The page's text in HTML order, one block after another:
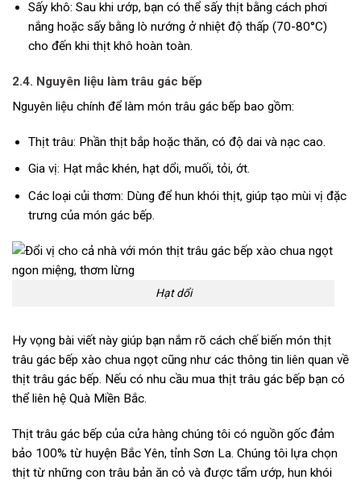
Sấy khô: Sau khi ướp, bạn có thể sấy thịt bằng cách phơi
nắng hoặc sấy bằng lò nướng ở nhiệt độ thấp (70-80°C)
cho đến khi thịt khô hoàn toàn.
2.4. Nguyên liệu làm trâu gác bếp
Nguyên liệu chính để làm món trâu gác bếp bao gồm:
Thịt trâu: Phần thịt bắp hoặc thăn, có độ dai và nạc cao.
Gia vị: Hạt mắc khén, hạt dổi, muối, tỏi, ớt.
Các loại củi thơm: Dùng để hun khói thịt, giúp tạo mùi vị đặc
trưng của món gác bếp.
Hạt dổi
Hy vọng bài viết này giúp bạn nắm rõ cách chế biến món thịt
trâu gác bếp xào chua ngọt cũng như các thông tin liên quan về
thịt trâu gác bếp. Nếu có nhu cầu mua thịt trâu gác bếp bạn có
thể liên hệ Quà Miền Bắc.
Thịt trâu gác bếp của cửa hàng chúng tôi có nguồn gốc đảm
bảo 100% từ huyện Bắc Yên, tỉnh Sơn La. Chúng tôi lựa chọn
thịt từ những con trâu bản ăn cỏ và được tẩm ướp, hun khói